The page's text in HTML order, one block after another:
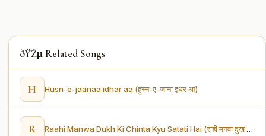
ðŸŽµ Related Songs
H Husn-e-jaanaa idhar aa (हुस्न-ए-जाना इधर आ)
R Raahi Manwa Dukh Ki Chinta Kyu Satati Hai (राही मनवा दुख की चिंता क्यों सताती है)